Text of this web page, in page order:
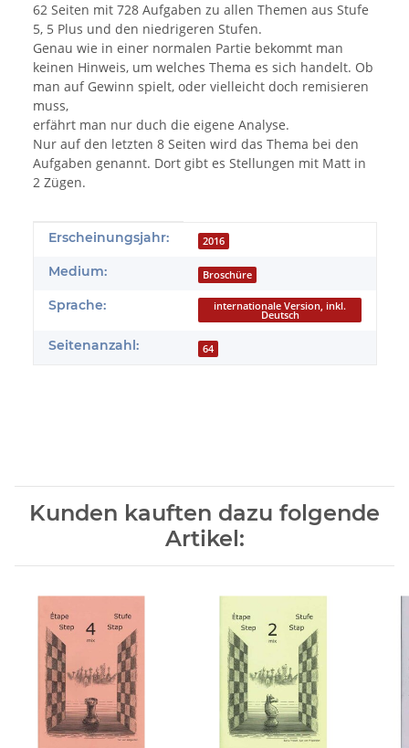
62 Seiten mit 728 Aufgaben zu allen Themen aus Stufe
5, 5 Plus und den niedrigeren Stufen.
Genau wie in einer normalen Partie bekommt man
keinen Hinweis, um welches Thema es sich handelt. Ob
man auf Gewinn spielt, oder vielleicht doch remisieren
muss,
erfährt man nur duch die eigene Analyse.
Nur auf den letzten 8 Seiten wird das Thema bei den
Aufgaben genannt. Dort gibt es Stellungen mit Matt in
2 Zügen.
Produkteigenschaft
Wert
Erscheinungsjahr: 2016
Medium: Broschüre
Sprache: internationale Version, inkl.
Deutsch
Seitenanzahl: 64
Kunden kauften dazu folgende
Artikel: